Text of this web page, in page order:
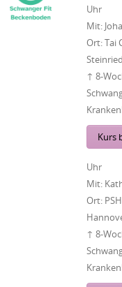
Uhr
Mit:
Ort:Tai
↑ 8-
Kurs
Uhr
Mit:
Ort:
↑ 8-